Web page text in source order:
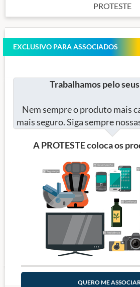
PROTESTE
EXCLUSIVO PARA ASSOCIADOS
Trabalhamos pelo
Nem sempre o produto mais
mais seguro. Siga sempre
A PROTESTE coloca os
QUERO ME